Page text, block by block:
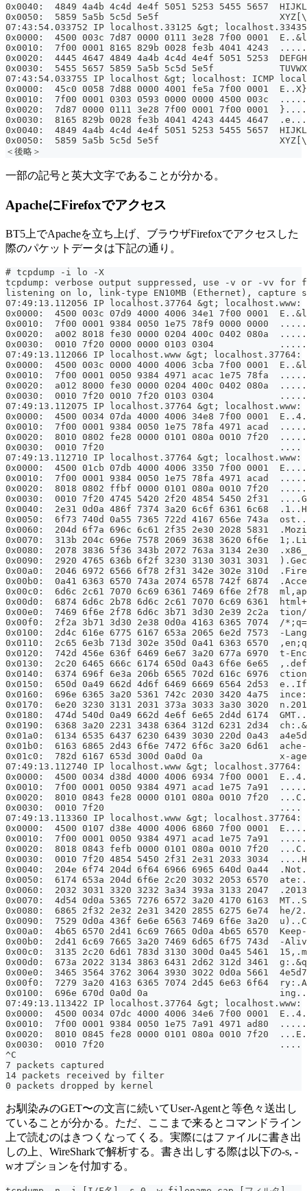
0x0040:  4849 4a4b 4c4d 4e4f 5051 5253 5455 5657
0x0050:  5859 5a5b 5c5d 5e5f
07:43:54.033752 IP localhost.33125 &gt;
0x0000:  4500 003c 7d87 0000 0111 3e28 7f00 0001
0x0010:  7f00 0001 8165 829b 0028 fe3b 4041 4243
0x0020:  4445 4647 4849 4a4b 4c4d 4e4f 5051 5253
0x0030:  5455 5657 5859 5a5b 5c5d 5e5f
07:43:54.033755 IP localhost &gt; localhost: ICMP
0x0000:  45c0 0058 7d88 0000 4001 fe5a 7f00 0001
0x0010:  7f00 0001 0303 0593 0000 0000 4500 003c
0x0020:  7d87 0000 0111 3e28 7f00 0001 7f00 0001
0x0030:  8165 829b 0028 fe3b 4041 4243 4445 4647
0x0040:  4849 4a4b 4c4d 4e4f 5051 5253 5455 5657
0x0050:  5859 5a5b 5c5d 5e5f
＜後略＞
一部の記号と英大文字であることが分かる。
ApacheにFirefoxでアクセス
BT5上でApacheを立ち上げ、ブラウザFirefoxでアクセスした
際のパケットデータは下記の通り。
# tcpdump -i lo -X
tcpdump: verbose output suppressed, use -v or -vv for
listening on lo, link-type EN10MB (Ethernet), capture
07:49:13.112056 IP localhost.37764 &gt;
0x0000:  4500 003c 07d9 4000 4006 34e1 7f00 0001
0x0010:  7f00 0001 9384 0050 1e75 78f9 0000 0000
0x0020:  a002 8018 fe30 0000 0204 400c 0402 080a
0x0030:  0010 7f20 0000 0000 0103 0304
07:49:13.112066 IP localhost.www &gt; localhost.37764:
0x0000:  4500 003c 0000 4000 4006 3cba 7f00 0001
0x0010:  7f00 0001 0050 9384 4971 acac 1e75 78fa
0x0020:  a012 8000 fe30 0000 0204 400c 0402 080a
0x0030:  0010 7f20 0010 7f20 0103 0304
07:49:13.112075 IP localhost.37764 &gt;
0x0000:  4500 0034 07da 4000 4006 34e8 7f00 0001
0x0010:  7f00 0001 9384 0050 1e75 78fa 4971 acad
0x0020:  8010 0802 fe28 0000 0101 080a 0010 7f20
0x0030:  0010 7f20                                ....
07:49:13.112710 IP localhost.37764 &gt;
0x0000:  4500 01cb 07db 4000 4006 3350 7f00 0001
0x0010:  7f00 0001 9384 0050 1e75 78fa 4971 acad
0x0020:  8018 0802 ffbf 0000 0101 080a 0010 7f20
0x0030:  0010 7f20 4745 5420 2f20 4854 5450 2f31
0x0040:  2e31 0d0a 486f 7374 3a20 6c6f 6361 6c68
0x0050:  6f73 740d 0a55 7365 722d 4167 656e 743a
0x0060:  204d 6f7a 696c 6c61 2f35 2e30 2028 5831
0x0070:  313b 204c 696e 7578 2069 3638 3620 6f6e
0x0080:  2078 3836 5f36 343b 2072 763a 3134 2e30
0x0090:  2920 4765 636b 6f2f 3230 3130 3031 3031
0x00a0:  2046 6972 6566 6f78 2f31 342e 302e 310d
0x00b0:  0a41 6363 6570 743a 2074 6578 742f 6874
0x00c0:  6d6c 2c61 7070 6c69 6361 7469 6f6e 2f78
0x00d0:  6874 6d6c 2b78 6d6c 2c61 7070 6c69 6361
0x00e0:  7469 6f6e 2f78 6d6c 3b71 3d30 2e39 2c2a
0x00f0:  2f2a 3b71 3d30 2e38 0d0a 4163 6365 7074  /
0x0100:  2d4c 616e 6775 6167 653a 2065 6e2d 7573  -
0x0110:  2c65 6e3b 713d 302e 350d 0a41 6363 6570
0x0120:  742d 456e 636f 6469 6e67 3a20 677a 6970  t-
0x0130:  2c20 6465 666c 6174 650d 0a43 6f6e 6e65
0x0140:  6374 696f 6e3a 206b 6565 702d 616c 6976
0x0150:  650d 0a49 662d 4d6f 6469 6669 6564 2d53
0x0160:  696e 6365 3a20 5361 742c 2030 3420 4a75
0x0170:  6e20 3230 3131 2031 373a 3033 3a30 3020
0x0180:  474d 540d 0a49 662d 4e6f 6e65 2d4d 6174
0x0190:  6368 3a20 2231 3438 6364 312d 6231 2d34
0x01a0:  6134 6535 6437 6230 6439 3030 220d 0a43
0x01b0:  6163 6865 2d43 6f6e 7472 6f6c 3a20 6d61
0x01c0:  782d 6167 653d 300d 0a0d 0a              x-
07:49:13.112740 IP localhost.www &gt;
0x0000:  4500 0034 d38d 4000 4006 6934 7f00 0001
0x0010:  7f00 0001 0050 9384 4971 acad 1e75 7a91
0x0020:  8010 0843 fe28 0000 0101 080a 0010 7f20
0x0030:  0010 7f20                                ....
07:49:13.113360 IP localhost.www &gt;
0x0000:  4500 0107 d38e 4000 4006 6860 7f00 0001
0x0010:  7f00 0001 0050 9384 4971 acad 1e75 7a91
0x0020:  8018 0843 fefb 0000 0101 080a 0010 7f20
0x0030:  0010 7f20 4854 5450 2f31 2e31 2033 3034
0x0040:  204e 6f74 204d 6f64 6966 6965 640d 0a44
0x0050:  6174 653a 204d 6f6e 2c20 3032 2053 6570
0x0060:  2032 3031 3320 3232 3a34 393a 3133 2047
0x0070:  4d54 0d0a 5365 7276 6572 3a20 4170 6163
0x0080:  6865 2f32 2e32 2e31 3420 2855 6275 6e74  he/
0x0090:  7529 0d0a 436f 6e6e 6563 7469 6f6e 3a20
0x00a0:  4b65 6570 2d41 6c69 7665 0d0a 4b65 6570
0x00b0:  2d41 6c69 7665 3a20 7469 6d65 6f75 743d  -
0x00c0:  3135 2c20 6d61 783d 3130 300d 0a45 5461
0x00d0:  673a 2022 3134 3863 6431 2d62 312d 3461
0x00e0:  3465 3564 3762 3064 3930 3022 0d0a 5661
0x00f0:  7279 3a20 4163 6365 7074 2d45 6e63 6f64
0x0100:  696e 670d 0a0d 0a
07:49:13.113422 IP localhost.37764 &gt;
0x0000:  4500 0034 07dc 4000 4006 34e6 7f00 0001
0x0010:  7f00 0001 9384 0050 1e75 7a91 4971 ad80
0x0020:  8010 0845 fe28 0000 0101 080a 0010 7f20
0x0030:  0010 7f20                                ....
^C
7 packets captured
14 packets received by filter
0 packets dropped by kernel
お馴染みのGET〜の文言に続いてUser-Agentと等色々送出し
ていることが分かる。ただ、ここまで来るとコマンドライン
上で読むのはきつくなってくる。実際にはファイルに書き出
しの上、WireSharkで解析する。書き出しする際は以下の-s, -
wオプションを付加する。